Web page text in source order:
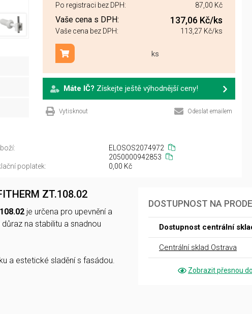
Po registraci bez DPH:
87,00 Kč
Vaše cena s DPH: 137,06 Kč/ks
Vaše cena bez DPH: 113,27 Kč/ks
ks
Přidat do košíku
Máte IČ? Získejte ještě výhodnější ceny!
Vytisknout Odeslat emailem
ELOSOS2074972
2050000942853
poplatek: 0,00 Kč
ZT.108.02
je určena pro upevnění a
na stabilitu a snadnou
a estetické sladění s fasádou.
DOSTUPNOST NA
Dostupnost centrální
Centrální sklad Ostrava
Zobrazit přesnou